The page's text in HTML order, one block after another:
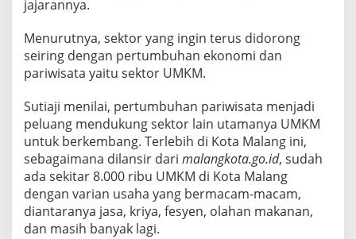
jajarannya.
Menurutnya, sektor yang ingin terus didorong
seiring dengan pertumbuhan ekonomi dan
pariwisata yaitu sektor UMKM.
Sutiaji menilai, pertumbuhan pariwisata menjadi
peluang mendukung sektor lain utamanya UMKM
untuk berkembang. Terlebih di Kota Malang ini,
sebagaimana dilansir dari malangkota.go.id, sudah
ada sekitar 8.000 ribu UMKM di Kota Malang
dengan varian usaha yang bermacam-macam,
diantaranya jasa, kriya, fesyen, olahan makanan,
dan masih banyak lagi.